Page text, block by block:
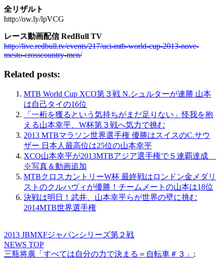
全リザルト
http://ow.ly/lpVCG
レース動画配信 RedBull TV
http://live.redbull.tv/events/217/uci-mtb-world-cup-2013-nove-
mesto-crosscountry-men/
Related posts:
MTB World Cup XCO第３戦 N.シュルターが連勝 山本
は自己タイの16位
「一桁を獲るという気持ちがまだ足りない」怪我を抱
える山本幸平、W杯第３戦へ気力で挑む
2013 MTBマラソン世界選手権 優勝はスイスのC.サウ
ザー 日本人最高位は25位の山本幸平
XCO山本幸平が2013MTBアジア選手権で５連覇達成
※写真＆動画追加
MTBクロスカントリーW杯 最終戦はロンドン金メダリ
ストのクルハヴィが優勝！チームメートの山本は18位
決戦は明日！武井、山本幸平らが世界の壁に挑む
2014MTB世界選手権
2013 JBMXFジャパンシリーズ第２戦
NEWS TOP
三瓶将廣「すべては自分の力で決まる＝自転車＃３」 ;